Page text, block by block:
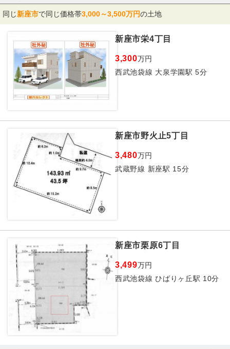
同じ新座市で同じ価格帯3,000～3,500万円の土地
新座市栄4丁目
3,300万円
西武池袋線 大泉学園駅 5分
新座市野火止5丁目
3,480万円
武蔵野線 新座駅 15分
新座市栗原6丁目
3,499万円
西武池袋線 ひばりヶ丘駅 10分